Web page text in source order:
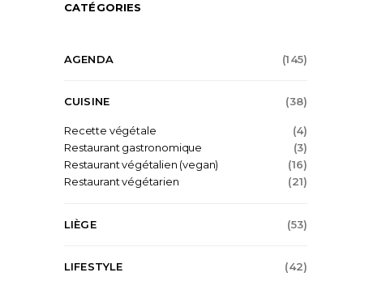
CATÉGORIES
AGENDA (145)
CUISINE (38)
Recette végétale
(4)
Restaurant gastronomique
(3)
Restaurant végétalien (vegan)
(16)
Restaurant végétarien
(21)
LIÈGE (53)
LIFESTYLE (42)